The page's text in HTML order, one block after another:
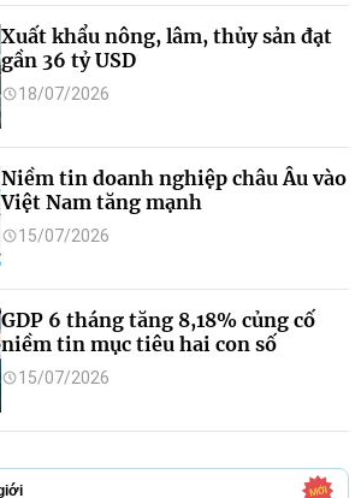
Xuất khẩu nông, lâm, thủy sản đạt
gần 36 tỷ USD
18/07/2026
Niềm tin doanh nghiệp châu Âu vào
Việt Nam tăng mạnh
15/07/2026
GDP 6 tháng tăng 8,18% củng cố
niềm tin mục tiêu hai con số
15/07/2026